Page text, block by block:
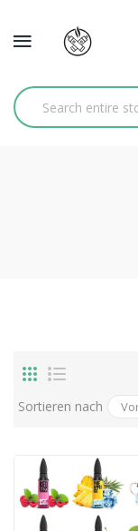
Sortieren nach